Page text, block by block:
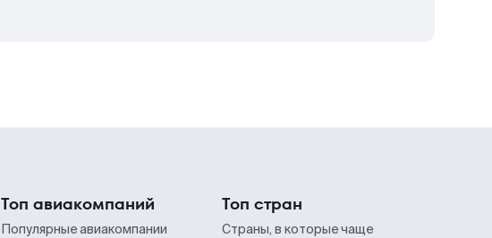
Топ авиакомпаний
Популярные авиакомпании
Топ стран
Страны, в которые чаще